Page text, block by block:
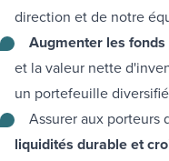
direction et de notre
Augmenter les
et la valeur nette
un portefeuille
Assurer aux porteurs
liquidités durable et